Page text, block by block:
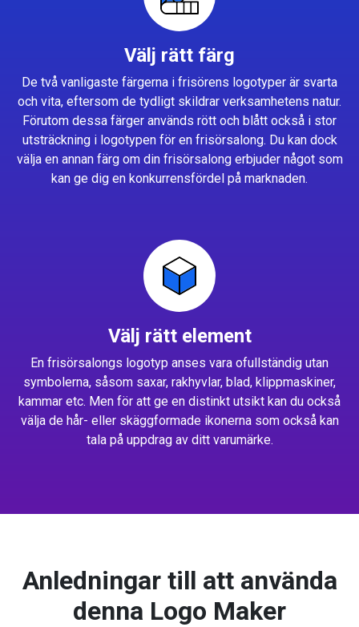
Välj rätt färg
De två vanligaste färgerna i frisörens logotyper är svarta
och vita, eftersom de tydligt skildrar verksamhetens natur.
Förutom dessa färger används rött och blått också i stor
utsträckning i logotypen för en frisörsalong. Du kan dock
välja en annan färg om din frisörsalong erbjuder något som
kan ge dig en konkurrensfördel på marknaden.
Välj rätt element
En frisörsalongs logotyp anses vara ofullständig utan
symbolerna, såsom saxar, rakhyvlar, blad, klippmaskiner,
kammar etc. Men för att ge en distinkt utsikt kan du också
välja de hår- eller skäggformade ikonerna som också kan
tala på uppdrag av ditt varumärke.
Anledningar till att använda
denna Logo Maker